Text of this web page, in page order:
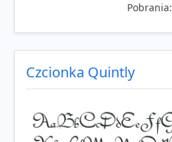
Pobrania:
Czcionka Quintly